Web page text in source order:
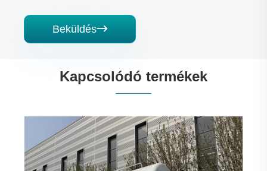
Beküldés
Kapcsolódó termékek
3 tengelyes olajtartály félpótkocsi